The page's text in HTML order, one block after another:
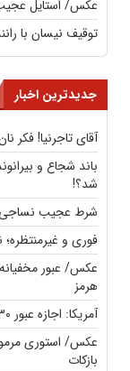
عکس/ استایل عجیب
توقیف نیسان با راننده ۱۲ساله در
جدیدترین اخبار
آقای تاجرنیا! فکر
باند شجاع و
شد؟!
شرط عجیب نساجی
فوری و غیرمنتظره؛‌
هرمز
آمریکا: اجازه عبور ۳۰ کشتی به مقصد ایران را دادیم
عکس/ استوری
بازکات